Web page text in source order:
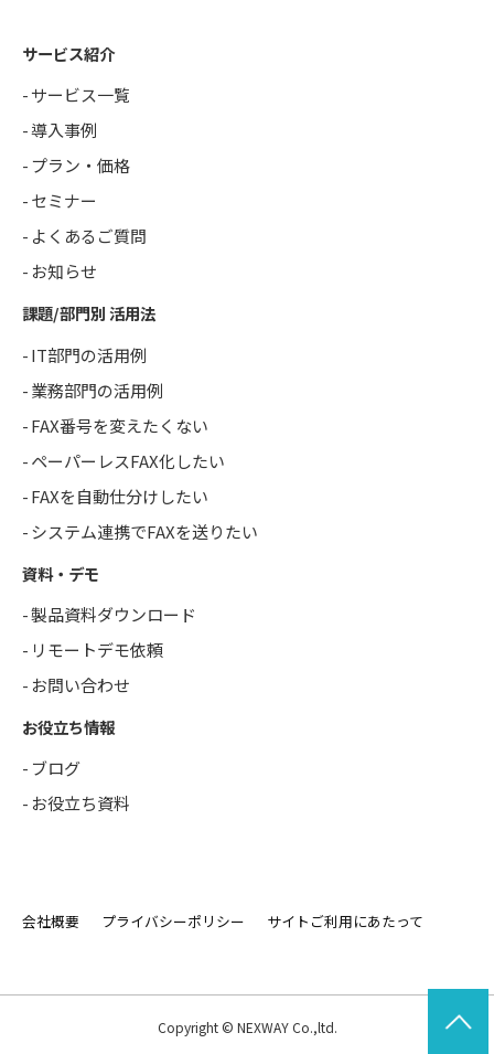
サービス紹介
サービス一覧
導入事例
プラン・価格
セミナー
よくあるご質問
お知らせ
課題/部門別 活用法
IT部門の活用例
業務部門の活用例
FAX番号を変えたくない
ペーパーレスFAX化したい
FAXを自動仕分けしたい
システム連携でFAXを送りたい
資料・デモ
製品資料ダウンロード
リモートデモ依頼
お問い合わせ
お役立ち情報
ブログ
お役立ち資料
会社概要 プライバシーポリシー サイトご利用にあたって
Copyright © NEXWAY Co.,ltd.